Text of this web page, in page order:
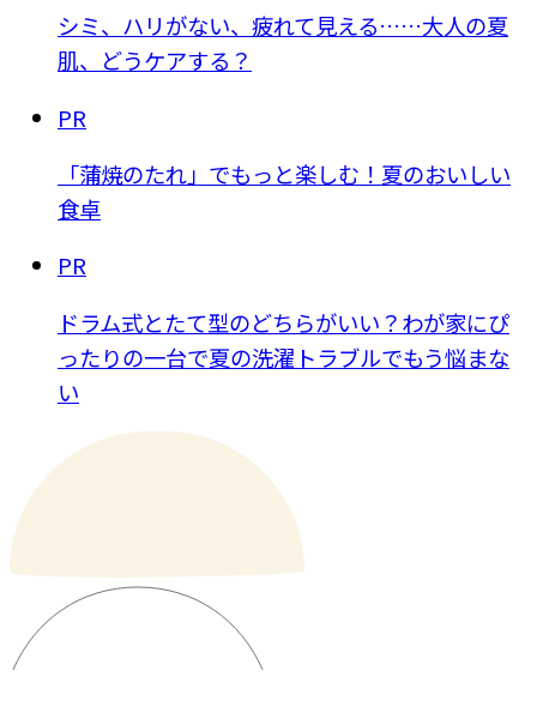
シミ、ハリがない、疲れて見える……大人の夏
肌、どうケアする？
PR
「蒲焼のたれ」でもっと楽しむ！夏のおいしい
食卓
PR
ドラム式とたて型のどちらがいい？わが家にぴ
ったりの一台で夏の洗濯トラブルでもう悩まな
い